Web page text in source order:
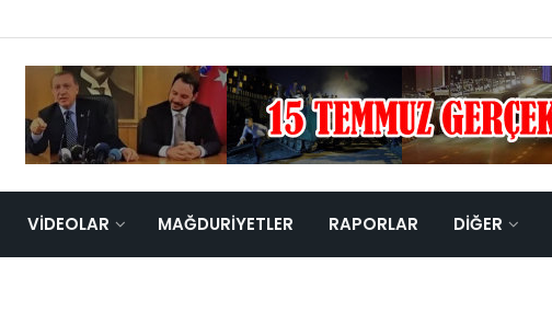
VIDEOLAR MAĞDURIYETLER RAPORLAR DIĞER